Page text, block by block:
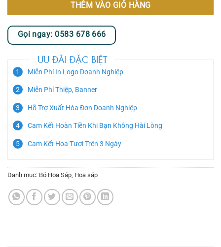
THÊM VÀO GIỎ HÀNG
Gọi ngay: 0583 678 666
ƯU ĐÃI ĐẶC BIỆT
Miễn Phí In Logo Doanh Nghiệp
Miễn Phí Thiệp, Banner
Hỗ Trợ Xuất Hóa Đơn Doanh Nghiệp
Cam Kết Hoàn Tiền Khi Bạn Không Hài Lòng
Cam Kết Hoa Tươi Trên 3 Ngày
Danh mục: Bó Hoa Sáp, Hoa sáp